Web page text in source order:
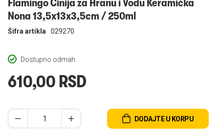
Flamingo Činija za Hranu i Vodu Keramička
Nona 13,5x13x3,5cm / 250ml
Dostupno odmah
Šifra artikla 029270
610,00 RSD
DODAJTE U KORPU